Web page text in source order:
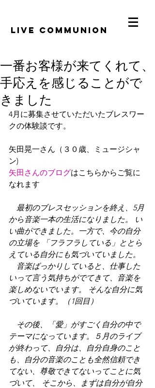
​LiVE COMMUNION
一番お客様が来てくれて、
手応えを感じることがで
きました
4月に募集させていただいたブレスワー
クの体験談です。
矢田晃一さん（３０歳、ミュージシャ
ン)
矢田さんのブログはこちらからご覧に
なれます
最初のブレスセッションを終え、5月
から音楽一本の生活になりました。 い
い曲ができました。一方で、今の自分
の立場を 「フラフラしている」ととら
えている自分にも気づいていました。
音楽ばっかりしていると、仕事した
いって言う気持ちがでてきて、音楽を
楽しめないでいます。 そんな自分に気
づいています。（1回目）
その後、「愛」がすごく自分の中で
テーマになっています。５月のライブ
が終わって、自分は、自分自身のこと
も、自分の音楽のことも全然信頼でき
てない、尊敬できてないってことに気
づいて、 そこから、まずは自分が自分